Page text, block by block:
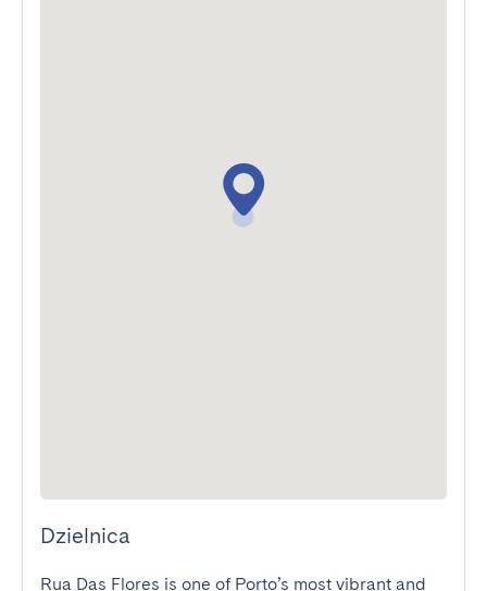
Dzielnica
Rua Das Flores is one of Porto’s most vibrant and